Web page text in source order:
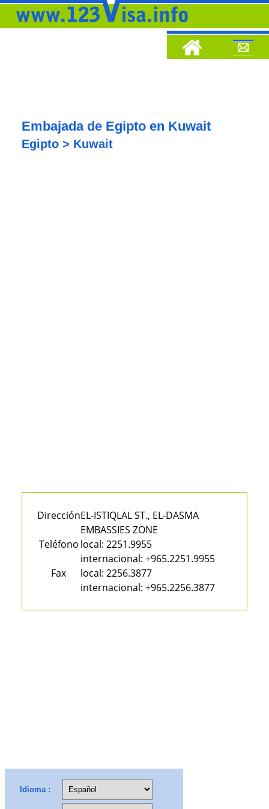
Embajada de Egipto en Kuwait
Egipto > Kuwait
DirecciónEL-ISTIQLAL ST., EL-DASMA
EMBASSIES ZONE
Teléfono local: 2251.9955
internacional: +965.2251.9955
Fax
local: 2256.3877
internacional: +965.2256.3877